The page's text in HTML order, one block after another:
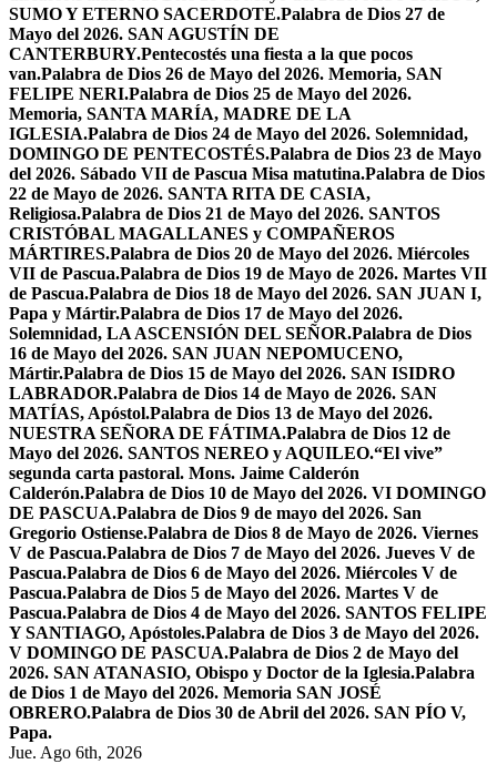
SUMO Y ETERNO SACERDOTE.Palabra de Dios 27 de
Mayo del 2026. SAN AGUSTÍN DE
CANTERBURY.Pentecostés una fiesta a la que pocos
van.Palabra de Dios 26 de Mayo del 2026. Memoria, SAN
FELIPE NERI.Palabra de Dios 25 de Mayo del 2026.
Memoria, SANTA MARÍA, MADRE DE LA
IGLESIA.Palabra de Dios 24 de Mayo del 2026. Solemnidad,
DOMINGO DE PENTECOSTÉS.Palabra de Dios 23 de Mayo
del 2026. Sábado VII de Pascua Misa matutina.Palabra de Dios
22 de Mayo de 2026. SANTA RITA DE CASIA,
Religiosa.Palabra de Dios 21 de Mayo del 2026. SANTOS
CRISTÓBAL MAGALLANES y COMPAÑEROS
MÁRTIRES.Palabra de Dios 20 de Mayo del 2026. Miércoles
VII de Pascua.Palabra de Dios 19 de Mayo de 2026. Martes VII
de Pascua.Palabra de Dios 18 de Mayo del 2026. SAN JUAN I,
Papa y Mártir.Palabra de Dios 17 de Mayo del 2026.
Solemnidad, LA ASCENSIÓN DEL SEÑOR.Palabra de Dios
16 de Mayo del 2026. SAN JUAN NEPOMUCENO,
Mártir.Palabra de Dios 15 de Mayo del 2026. SAN ISIDRO
LABRADOR.Palabra de Dios 14 de Mayo de 2026. SAN
MATÍAS, Apóstol.Palabra de Dios 13 de Mayo del 2026.
NUESTRA SEÑORA DE FÁTIMA.Palabra de Dios 12 de
Mayo del 2026. SANTOS NEREO y AQUILEO.“El vive”
segunda carta pastoral. Mons. Jaime Calderón
Calderón.Palabra de Dios 10 de Mayo del 2026. VI DOMINGO
DE PASCUA.Palabra de Dios 9 de mayo del 2026. San
Gregorio Ostiense.Palabra de Dios 8 de Mayo de 2026. Viernes
V de Pascua.Palabra de Dios 7 de Mayo del 2026. Jueves V de
Pascua.Palabra de Dios 6 de Mayo del 2026. Miércoles V de
Pascua.Palabra de Dios 5 de Mayo del 2026. Martes V de
Pascua.Palabra de Dios 4 de Mayo del 2026. SANTOS FELIPE
Y SANTIAGO, Apóstoles.Palabra de Dios 3 de Mayo del 2026.
V DOMINGO DE PASCUA.Palabra de Dios 2 de Mayo del
2026. SAN ATANASIO, Obispo y Doctor de la Iglesia.Palabra
de Dios 1 de Mayo del 2026. Memoria SAN JOSÉ
OBRERO.Palabra de Dios 30 de Abril del 2026. SAN PÍO V,
Papa.
Jue. Ago 6th, 2026